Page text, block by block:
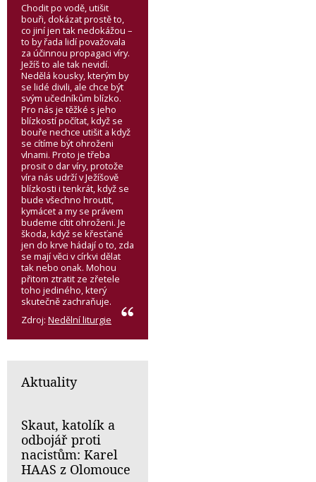
Chodit po vodě, utišit
bouři, dokázat prostě to,
co jiní jen tak nedokážou –
to by řada lidí považovala
za účinnou propagaci víry.
Ježíš to ale tak nevidí.
Nedělá kousky, kterým by
se lidé divili, ale chce být
svým učedníkům blízko.
Pro nás je těžké s jeho
blízkostí počítat, když se
bouře nechce utišit a když
se cítíme být ohroženi
vlnami. Proto je třeba
prosit o dar víry, protože
víra nás udrží v Ježíšově
blízkosti i tenkrát, když se
bude všechno hroutit,
kymácet a my se právem
budeme cítit ohroženi. Je
škoda, když se křesťané
jen do krve hádají o to, zda
se mají věci v církvi dělat
tak nebo onak. Mohou
přitom ztratit ze zřetele
toho jediného, který
skutečně zachraňuje.
Zdroj: Nedělní liturgie
Aktuality
Skaut, katolík a
odbojář proti
nacistům: Karel
HAAS z Olomouce